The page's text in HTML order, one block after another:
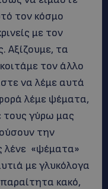
τον κόσμο
με τον
Αξίζουμε, τα
τον άλλο
να λέμε αυτά
λέμε ψέματα,
τους γύρω μας
την
λένε «ψέματα»
με γλυκόλογα
κακό,